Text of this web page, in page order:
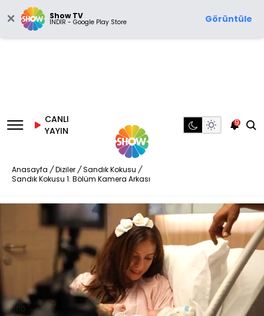
Show TV
İNDİR - Google Play Store Görüntüle
CANLI
YAYIN
9
Anasayfa / Diziler / Sandık Kokusu /
Sandık Kokusu 1. Bölüm Kamera Arkası